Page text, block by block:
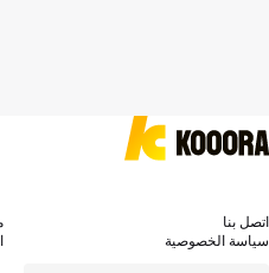
اتصل بنا
سياسة الخصوصية